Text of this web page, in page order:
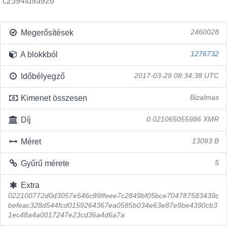
Megerősítések 2460028
A blokkból 1276732
Időbélyegző 2017-03-29 08:34:38 UTC
Kimenet összesen Bizalmas
Díj 0.021065055986 XMR
Méret 13093 B
Gyűrű mérete 5
Extra
022100772d0d3057e546c89ffeee7c2849bf05bce704787583439c
befeac328d544fcd0159264367ea0585b034e63e87e9be4390cb3
1ec48a4a0017247e23cd36a4d6a7a